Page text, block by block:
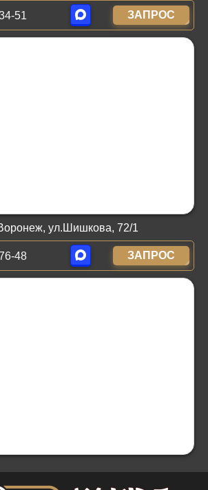
51 ЗАПРОС
ул.Шишкова, 72/1
48 ЗАПРОС